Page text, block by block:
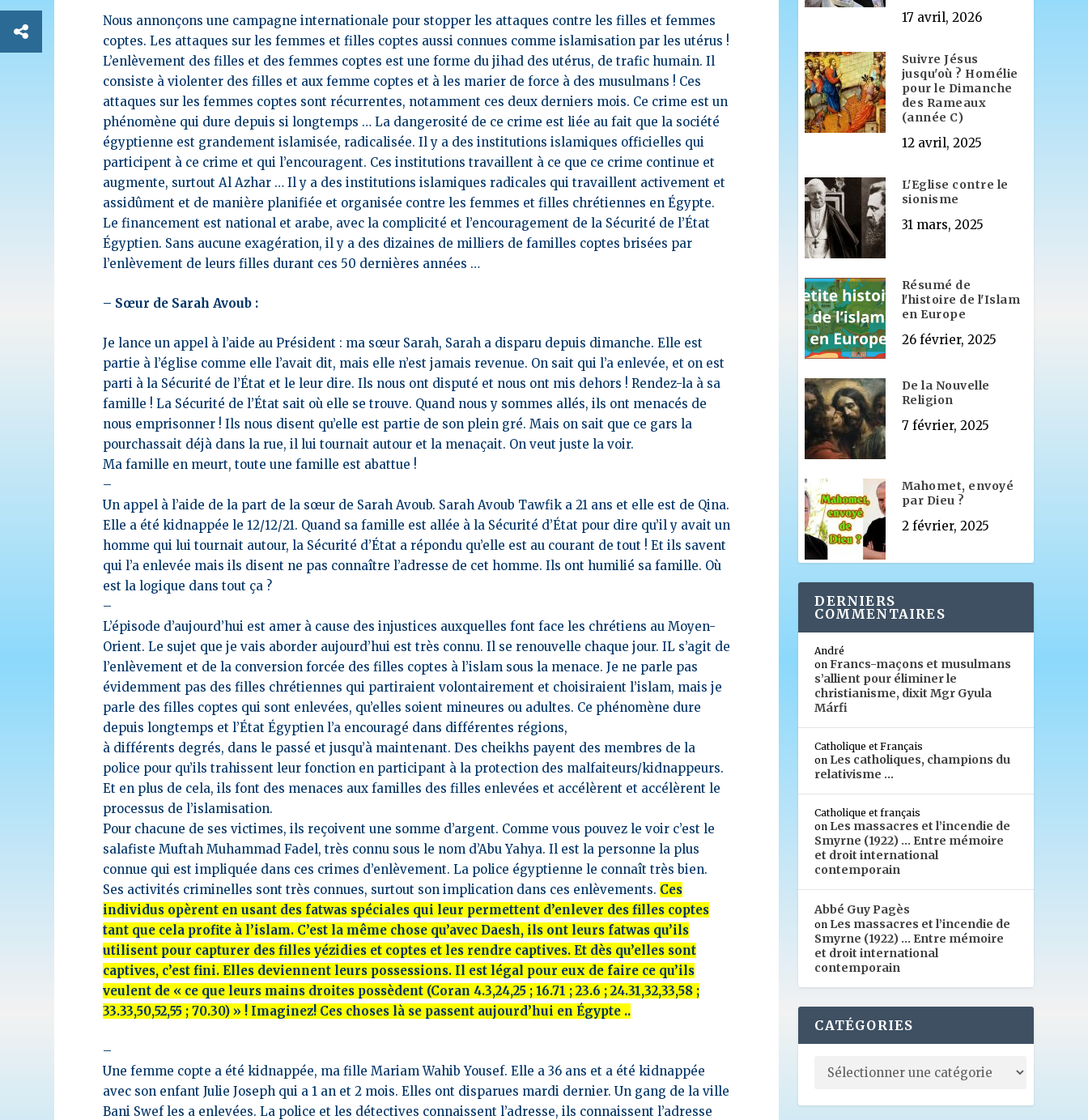
Nous annonçons une campagne internationale pour stopper les attaques contre les filles et femmes
coptes. Les attaques sur les femmes et filles coptes aussi connues comme islamisation par les utérus !
L’enlèvement des filles et des femmes coptes est une forme du jihad des utérus, de trafic humain. Il
consiste à violenter des filles et aux femme coptes et à les marier de force à des musulmans ! Ces
attaques sur les femmes coptes sont récurrentes, notamment ces deux derniers mois. Ce crime est un
phénomène qui dure depuis si longtemps …La dangerosité de ce crime est liée au fait que la société
égyptienne est grandement islamisée, radicalisée. Il y a des institutions islamiques officielles qui
participent à ce crime et qui l’encouragent. Ces institutions travaillent à ce que ce crime continue et
augmente, surtout Al Azhar … Il y a des institutions islamiques radicales qui travaillent activement et
assidûment et de manière planifiée et organisée contre les femmes et filles chrétiennes en Égypte.
Le financement est national et arabe, avec la complicité et l’encouragement de la Sécurité de l’État
Égyptien. Sans aucune exagération, il y a des dizaines de milliers de familles coptes brisées par
l’enlèvement de leurs filles durant ces 50 dernières années …
– Sœur de Sarah Avoub :
Je lance un appel à l’aide au Président : ma sœur Sarah, Sarah a disparu depuis dimanche.Elle est
partie à l’église comme elle l’avait dit, mais elle n’est jamais revenue. On sait qui l’a enlevée, et on est
parti à la Sécurité de l’État et le leur dire.Ils nous ont disputé et nous ont mis dehors ! Rendez-la à sa
famille ! La Sécurité de l’État sait où elle se trouve. Quand nous y sommes allés, ils ont menacés de
nous emprisonner !Ils nous disent qu’elle est partie de son plein gré. Mais on sait que ce gars la
pourchassait déjà dans la rue, il lui tournait autour et la menaçait. On veut juste la voir.
Ma famille en meurt, toute unefamille est abattue !
–
Un appel à l’aide de la part de la sœur de Sarah Avoub. Sarah Avoub Tawfik a 21 ans et elle est de Qina.
Elle a été kidnappée le 12/12/21. Quand sa famille est allée à la Sécurité d’État pour dire qu’il y avait un
homme qui lui tournait autour, la Sécurité d’État a répondu qu’elle est au courant de tout ! Et ils savent
qui l’a enlevée mais ils disent ne pas connaître l’adresse de cet homme. Ils ont humilié sa famille. Où
est la logique dans tout ça ?
–
L’épisode d’aujourd’hui est amer à cause des injustices auxquelles font face les chrétiens au Moyen-
Orient. Le sujet que je vais aborder aujourd’hui est très connu.Il se renouvelle chaque jour. IL s’agit de
l’enlèvement et de la conversion forcée des filles coptes à l’islam sous la menace. Je ne parle pas
évidemment pas des filles chrétiennes qui partiraient volontairement et choisiraient l’islam, mais je
parle des filles coptes qui sont enlevées, qu’elles soient mineures ou adultes. Ce phénomène dure
depuis longtemps et l’État Égyptien l’a encouragé dans différentes régions,
à différents degrés, dans le passé et jusqu’à maintenant. Des cheikhs payent des membres de la
police pour qu’ils trahissent leur fonction en participant à la protection des malfaiteurs/kidnappeurs.
Et en plus de cela, ils font des menaces aux familles des filles enlevées et accélèrent et accélèrent le
processus de l’islamisation.
Pour chacune de ses victimes, ils reçoivent une somme d’argent. Comme vous pouvez le voir c’est le
salafiste Muftah Muhammad Fadel, très connu sousle nom d’Abu Yahya. Il est la personne la plus
connue qui est impliquée dans ces crimes d’enlèvement. La police égyptienne le connaît très bien.
Ses activités criminelles sont très connues, surtout son implication dans ces enlèvements. Ces
individus opèrent en usant des fatwas spéciales qui leur permettent d’enlever des filles coptes
tant que cela profite à l’islam. C’est la même chose qu’avec Daesh, ils ont leurs fatwas qu’ils
utilisent pour capturer des filles yézidies et coptes et les rendre captives. Et dès qu’elles sont
captives, c’est fini. Elles deviennent leurs possessions. Il est légal pour eux de faire ce qu’ils
veulent de « ce que leurs mains droites possèdent (Coran 4.3,24,25 ; 16.71 ; 23.6 ; 24.31,32,33,58 ;
33.33,50,52,55 ; 70.30) » ! Imaginez! Ces choses là se passent aujourd’hui en Égypte ..
–
Une femme copte a été kidnappée, ma fille Mariam Wahib Yousef. Elle a 36 ans et a été kidnappée
avec son enfant Julie Joseph qui a 1 an et 2 mois. Elles ont disparues mardi dernier.Un gang de la ville
Bani Swef les a enlevées. La police et les détectives connaissent l’adresse, ils connaissent l’adresse
17 avril, 2026
Suivre Jésus
jusqu'où ? Homélie
pour le Dimanche
des Rameaux
(année C)
12 avril, 2025
L'Eglise contre le
sionisme
31 mars, 2025
Résumé de
l'histoire de l'Islam
en Europe
26 février, 2025
De la Nouvelle
Religion
7 février, 2025
Mahomet, envoyé
par Dieu ?
2 février, 2025
DERNIERS
COMMENTAIRES
André
onFrancs-maçons et musulmans
s’allient pour éliminer le
christianisme, dixit Mgr Gyula
Márfi
Catholique et Français
on Les catholiques, champions du
relativisme …
Catholique et français
on Les massacres et l’incendie de
Smyrne (1922) … Entre mémoire
et droit international
contemporain
Abbé Guy Pagès
on Les massacres et l’incendie de
Smyrne (1922) … Entre mémoire
et droit international
contemporain
CATÉGORIES